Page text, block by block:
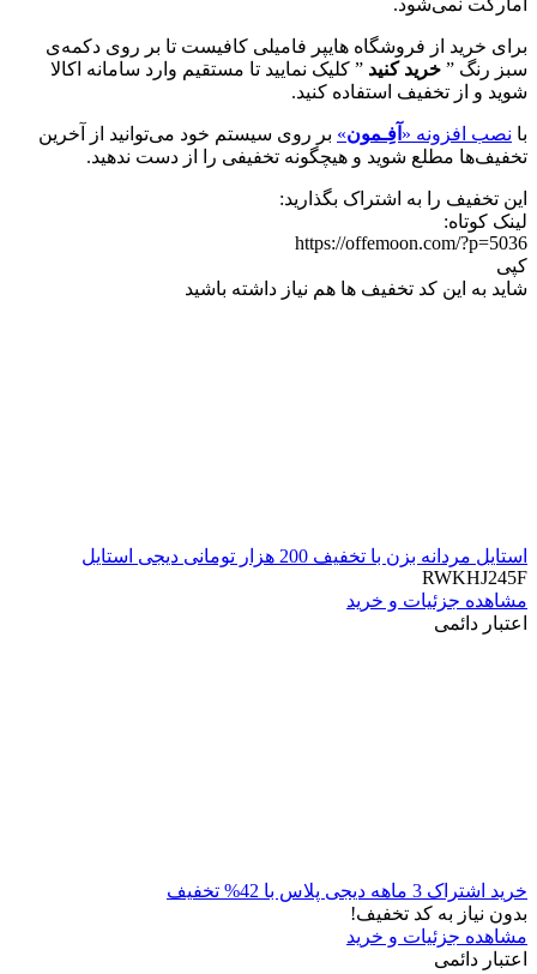
اُمارکت نمی‌شود.
برای خرید از فروشگاه هایپر فامیلی کافیست تا بر روی دکمه‌ی
سبز رنگ ” خرید کنید ” کلیک نمایید تا مستقیم وارد سامانه اکالا
شوید و از تخفیف استفاده کنید.
با نصب افزونه « آفِـمون» بر روی سیستم خود می‌توانید از آخرین
تخفیف‌ها مطلع شوید و هیچگونه تخفیفی را از دست ندهید.
این تخفیف را به اشتراک بگذارید:
لینک کوتاه:
https://offemoon.com/?p=5036
کپی
شاید به این کد تخفیف ها هم نیاز داشته باشید
استایل مردانه بزن با تخفیف 200 هزار تومانی دیجی استایل
RWKHJ245F
مشاهده جزئیات و خرید
اعتبار دائمی
خرید اشتراک 3 ماهه دیجی پلاس با 42% تخفیف
بدون نیاز به کد تخفیف!
مشاهده جزئیات و خرید
اعتبار دائمی